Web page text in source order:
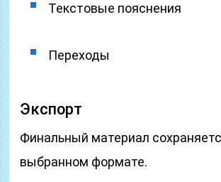
Текстовые пояснения
Переходы
Экспорт
Финальный материал
выбранном формате.